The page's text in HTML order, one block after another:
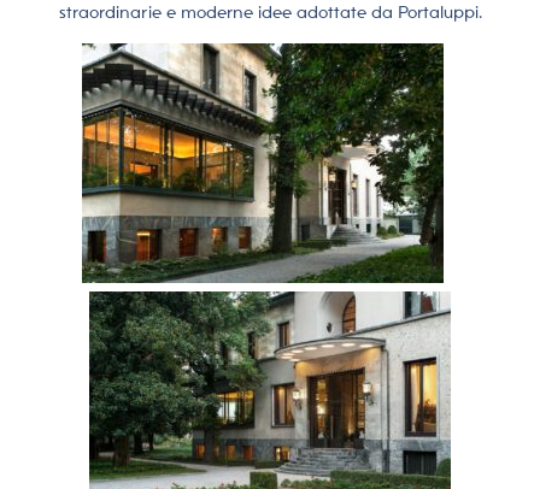
straordinarie e moderne idee adottate da Portaluppi.